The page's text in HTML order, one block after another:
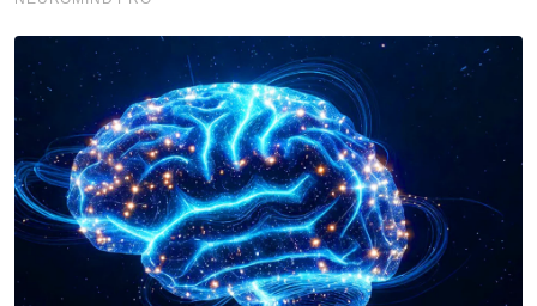
pejabat MB Negeri Sembilan -
Ismail
Melaka NS
'Pandang ke hadapan, jangan
ada lagi fitnah, adu domba-
Jalaluddin
Melaka NS
Ismail terajui tiga portfolio
utama pentadbiran Kerajaan
Negeri Sembilan